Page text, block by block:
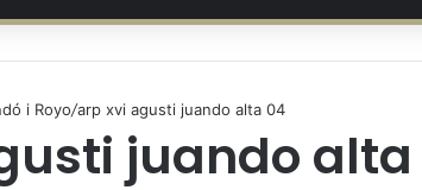
i Royo/arp xvi agusti juando alta 04
juando alta